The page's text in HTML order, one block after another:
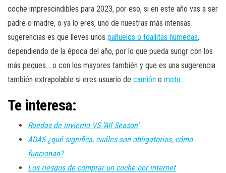
coche imprescindibles para 2023, por eso, si en este año vas a ser
padre o madre, o ya lo eres, uno de nuestras más intensas
sugerencias es que lleves unos pañuelos o toallitas húmedas,
dependiendo de la época del año, por lo que pueda surigr con los
más peques… o con los mayores también y que es una sugerencia
también extrapolable si eres usuario de camión o moto.
Te interesa:
Ruedas de invierno VS ‘All Season’
ADAS ¿qué significa, cuáles son obligatorios, cómo
funcionan?
Los riesgos de comprar un coche por internet